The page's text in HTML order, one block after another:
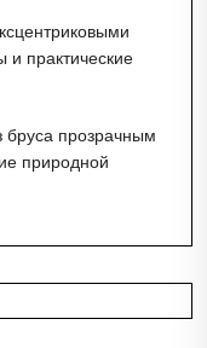
практические
бруса прозрачным
природной